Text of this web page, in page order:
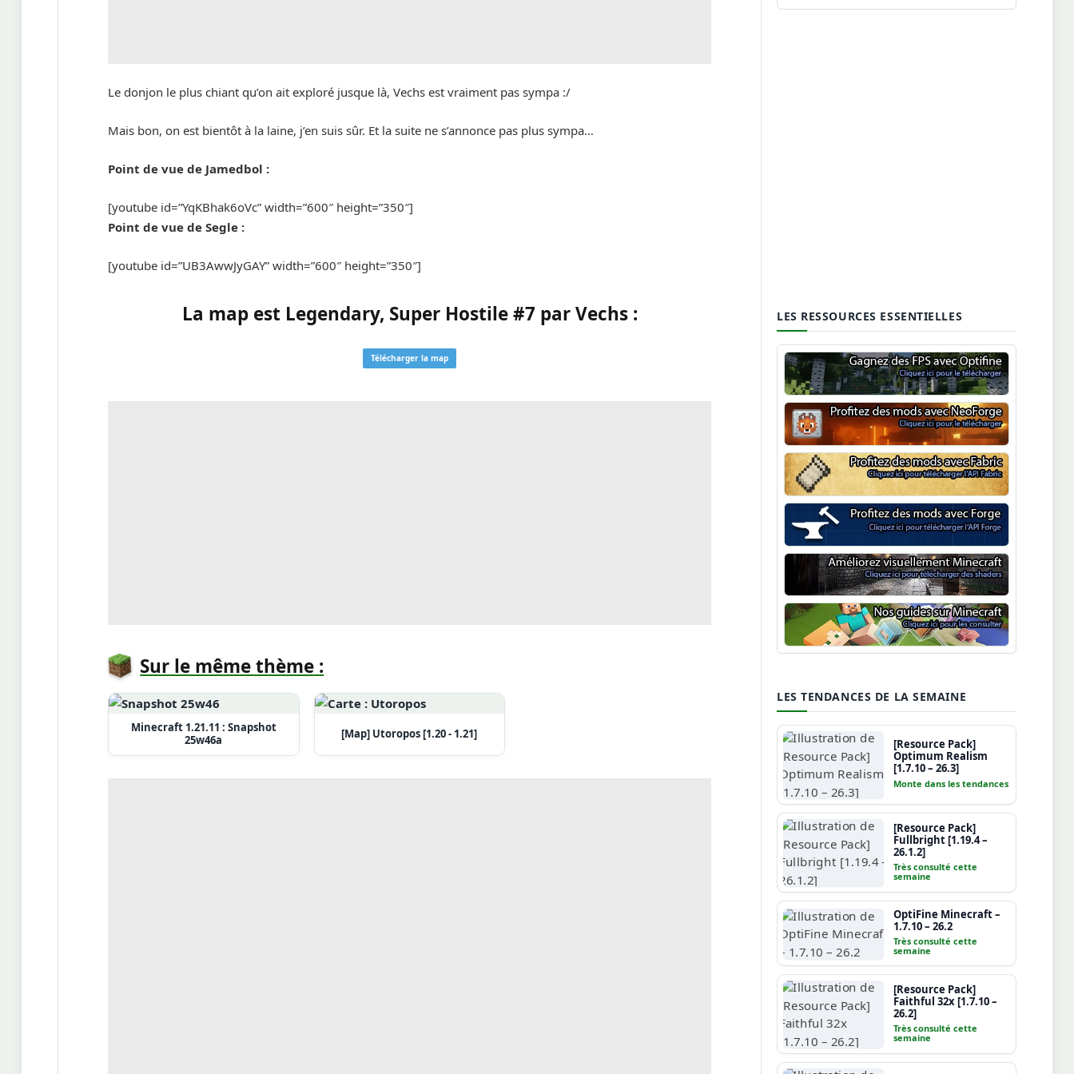
Le donjon le plus chiant qu’on ait exploré jusque là, Vechs est vraiment pas sympa :/
Mais bon, on est bientôt à la laine, j’en suis sûr. Et la suite ne s’annonce pas plus sympa…
Point de vue de Jamedbol :
[youtube id=”YqKBhak6oVc” width=”600″ height=”350″]
Point de vue de Segle :
[youtube id=”UB3AwwJyGAY” width=”600″ height=”350″]
La map est Legendary, Super Hostile #7 par Vechs :
Télécharger la map
Sur le même thème :
Minecraft 1.21.11 : Snapshot
25w46a
[Map] Utoropos [1.20 - 1.21]
LES RESSOURCES ESSENTIELLES
Optifine
NeoForge
Minecraft Fabric
Minecraft Forge
Shaders Minecraft
Guide Minecraft
LES TENDANCES DE LA SEMAINE
[Resource Pack]
Optimum Realism
[1.7.10 – 26.3]
Monte dans les tendances
[Resource Pack]
Fullbright [1.19.4 –
26.1.2]
Très consulté cette
semaine
OptiFine Minecraft –
1.7.10 – 26.2
Très consulté cette
semaine
[Resource Pack]
Faithful 32x [1.7.10 –
26.2]
Très consulté cette
semaine